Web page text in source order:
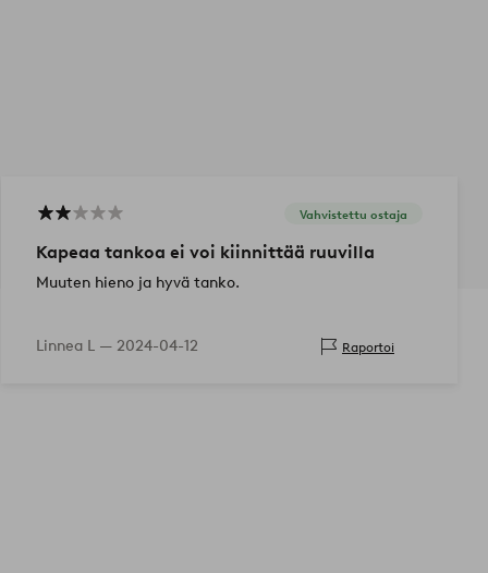
Vahvistettu ostaja
Kapeaa tankoa ei voi kiinnittää ruuvilla
Muuten hieno ja hyvä tanko.
Linnea L — 2024-04-12 Raportoi